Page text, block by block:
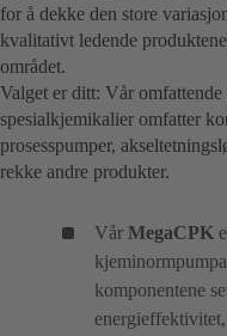
for å dekke den store
kvalitativt ledende
området.
Valget er ditt: Vår
spesialkjemikalier omfatter
prosesspumper,
rekke andre produkter.
Vår MegaCPK
komponentene